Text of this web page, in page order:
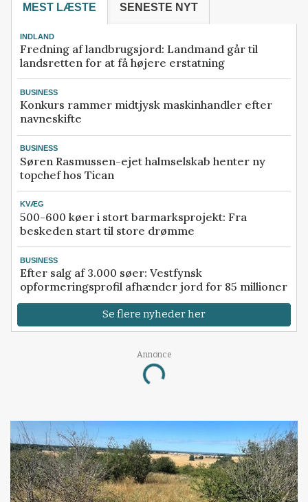
MEST LÆSTE SENESTE NYT
INDLAND
Fredning af landbrugsjord: Landmand går til
landsretten for at få højere erstatning
BUSINESS
Konkurs rammer midtjysk maskinhandler efter
navneskifte
BUSINESS
Søren Rasmussen-ejet halmselskab henter ny
topchef hos Tican
KVÆG
500-600 køer i stort barmarksprojekt: Fra
beskeden start til store drømme
BUSINESS
Efter salg af 3.000 søer: Vestfynsk
opformeringsprofil afhænder jord for 85 millioner
Se flere nyheder her
Annonce
Loading...